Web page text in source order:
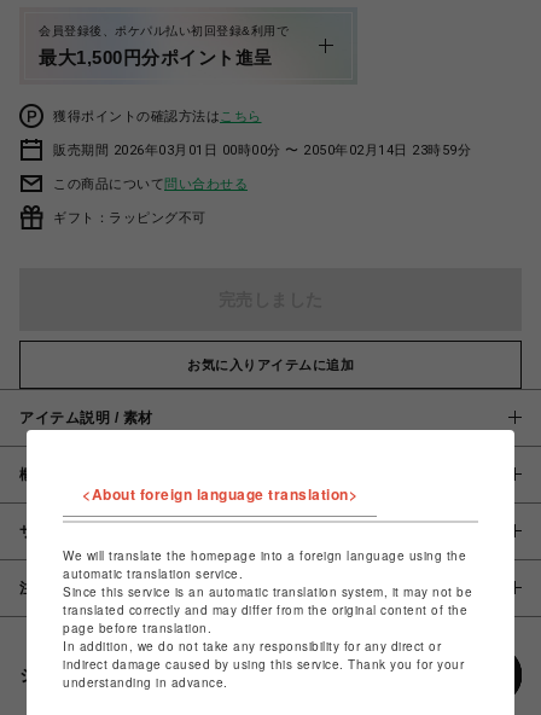
会員登録後、ポケパル払い初回登録&利用で
最大1,500円分ポイント進呈
獲得ポイントの確認方法は こちら
販売期間 2026年03月01日 00時00分 〜 2050年02月14日 23時59分
この商品について問い合わせる
ギフト：ラッピング不可
お気に入りアイテムに追加
アイテム説明 / 素材
概要
サイズ
注意事項
シェアする
<About foreign language translation>
We will translate the homepage into a foreign language using the
automatic translation service.
Since this service is an automatic translation system, it may not be
translated correctly and may differ from the original content of the
page before translation.
In addition, we do not take any responsibility for any direct or
indirect damage caused by using this service. Thank you for your
understanding in advance.